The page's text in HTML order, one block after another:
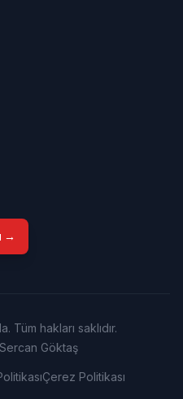
→
Tüm hakları saklıdır.
Göktaş
Çerez Politikası